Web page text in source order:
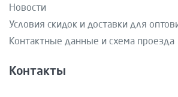
Новости
Условия скидок и доставки для
Контактные данные и схема проезда
Контакты